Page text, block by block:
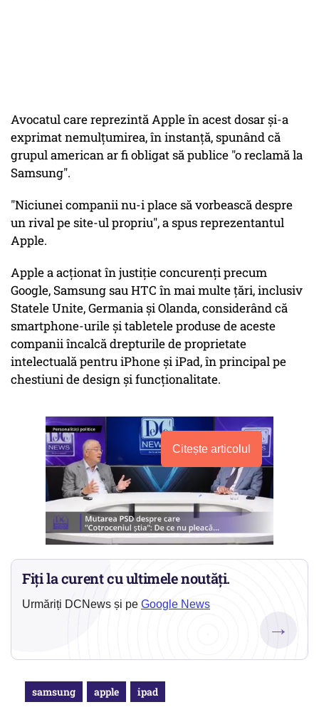
Avocatul care reprezintă Apple în acest dosar și-a
exprimat nemulțumirea, în instanţă, spunând că
grupul american ar fi obligat să publice "o reclamă la
Samsung".
"Niciunei companii nu-i place să vorbească despre
un rival pe site-ul propriu", a spus reprezentantul
Apple.
Apple a acţionat în justiţie concurenţi precum
Google, Samsung sau HTC în mai multe ţări, inclusiv
Statele Unite, Germania şi Olanda, considerând că
smartphone-urile şi tabletele produse de aceste
companii încalcă drepturile de proprietate
intelectuală pentru iPhone şi iPad, în principal pe
chestiuni de design şi funcţionalitate.
Citește articolul
Fiți la curent cu ultimele noutăți.
Urmăriți DCNews și pe Google News
→
samsung apple ipad